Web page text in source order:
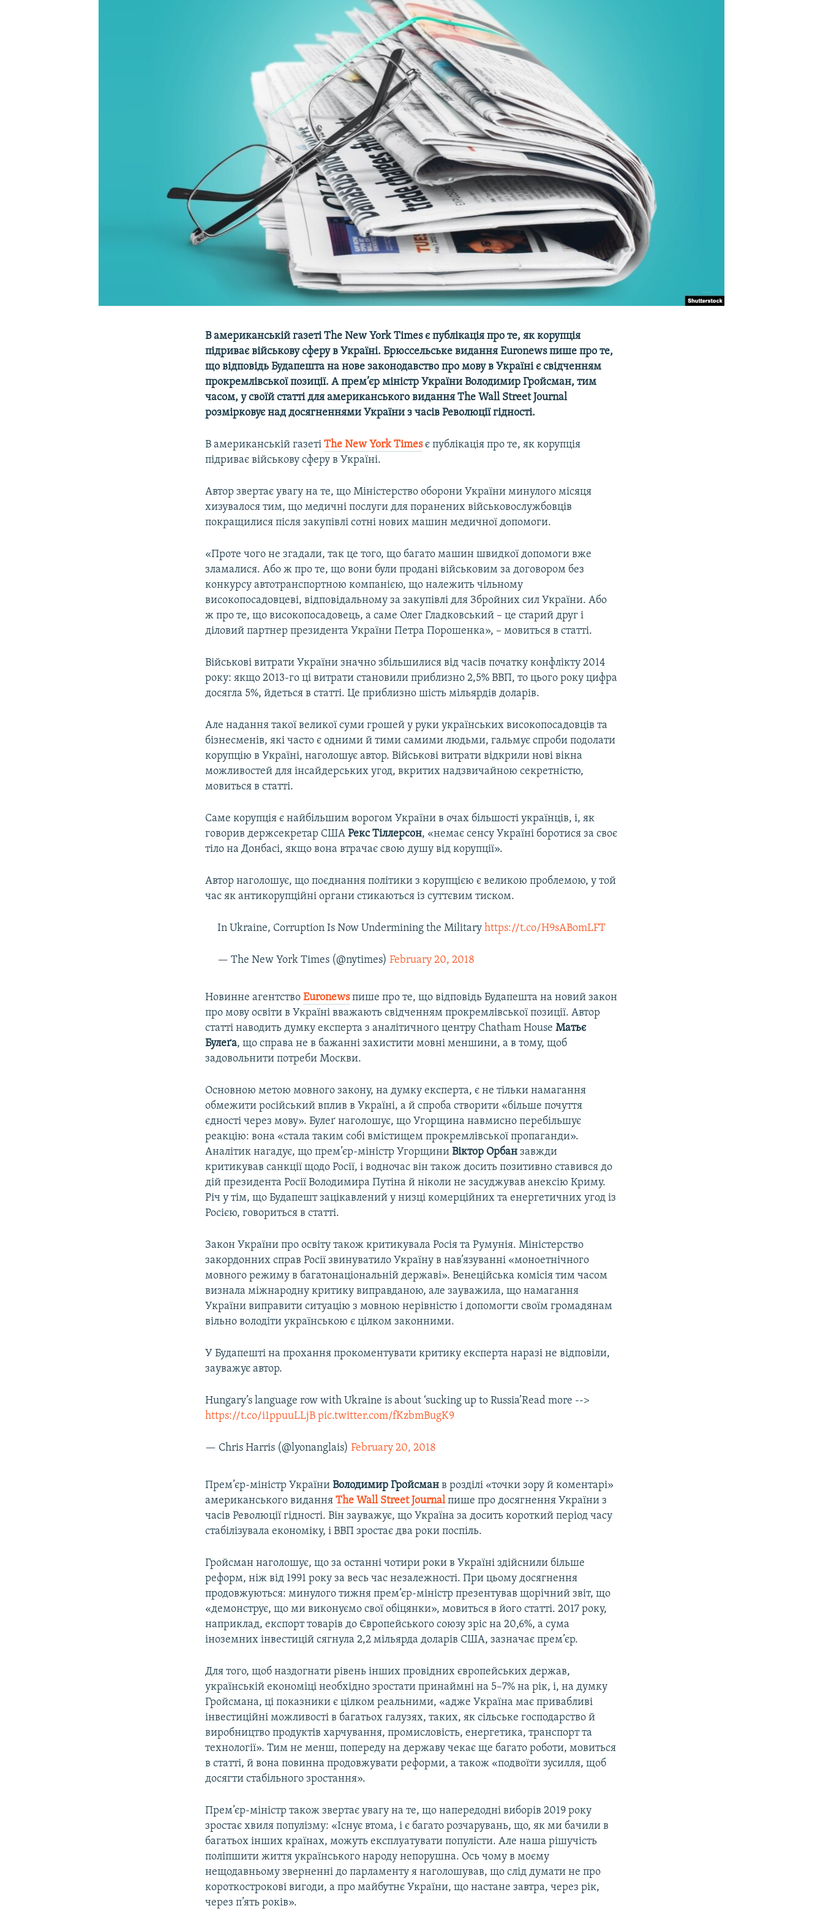
В американській газеті The New York Times є публікація про те, як корупція
підриває військову сферу в Україні. Брюссельське видання Euronews пише про те,
що відповідь Будапешта на нове законодавство про мову в Україні є свідченням
прокремлівської позиції. А прем’єр міністр України Володимир Гройсман, тим
часом, у своїй статті для американського видання The Wall Street Journal
розмірковує над досягненнями України з часів Революції гідності.
В американській газетіThe New York Timesє публікація про те, як корупція
підриває військову сферу в Україні.
Автор звертає увагу на те, що Міністерство оборони України минулого місяця
хизувалося тим, що медичні послуги для поранених військовослужбовців
покращилися після закупівлі сотні нових машин медичної допомоги.
«Проте чого не згадали, так це того, що багато машин швидкої допомоги вже
зламалися. Або ж про те, що вони були продані військовим за договором без
конкурсу автотранспортною компанією, що належить чільному
високопосадовцеві, відповідальному за закупівлі для Збройних сил України. Або
ж про те, що високопосадовець, а саме Олег Гладковський – це старий друг і
діловий партнер президента України Петра Порошенка», – мовиться в статті.
Військові витрати України значно збільшилися від часів початку конфлікту 2014
року: якщо 2013-го ці витрати становили приблизно 2,5% ВВП, то цього року цифра
досягла 5%, йдеться в статті. Це приблизно шість мільярдів доларів.
Але надання такої великої суми грошей у руки українських високопосадовців та
бізнесменів, які часто є одними й тими самими людьми, гальмує спроби подолати
корупцію в Україні, наголошує автор. Військові витрати відкрили нові вікна
можливостей для інсайдерських угод, вкритих надзвичайною секретністю,
мовиться в статті.
Саме корупція є найбільшим ворогом України в очах більшості українців, і, як
говорив держсекретар СШАРекс Тіллерсон, «немає сенсу Україні боротися за своє
тіло на Донбасі, якщо вона втрачає свою душу від корупції».
Автор наголошує, що поєднання політики з корупцією є великою проблемою, у той
час як антикорупційні органи стикаються із суттєвим тиском.
In Ukraine, Corruption Is Now Undermining the Military https://t.co/H9sABomLFT
— The New York Times (@nytimes) February 20, 2018
Новинне агентствоEuronewsпише про те, що відповідь Будапешта на новий закон
про мову освіти в Україні вважають свідченням прокремлівської позиції. Автор
статті наводить думку експерта з аналітичного центру Chatham HouseМатьє
Булеґа, що справа не в бажанні захистити мовні меншини, а в тому, щоб
задовольнити потреби Москви.
Основною метою мовного закону, на думку експерта, є не тільки намагання
обмежити російський вплив в Україні, а й спроба створити «більше почуття
єдності через мову». Булеґ наголошує, що Угорщина навмисно перебільшує
реакцію: вона «стала таким собі вмістищем прокремлівської пропаганди».
Аналітик нагадує, що прем’єр-міністр УгорщиниВіктор Орбан завжди
критикував санкції щодо Росії, і водночас він також досить позитивно ставився до
дій президента Росії Володимира Путіна й ніколи не засуджував анексію Криму.
Річ у тім, що Будапешт зацікавлений у низці комерційних та енергетичних угод із
Росією, говориться в статті.
Закон України про освіту також критикувала Росія та Румунія. Міністерство
закордонних справ Росії звинуватило Україну в нав’язуванні «моноетнічного
мовного режиму в багатонаціональній державі». Венеційська комісія тим часом
визнала міжнародну критику виправданою, але зауважила, що намагання
України виправити ситуацію з мовною нерівністю і допомогти своїм громадянам
вільно володіти українською є цілком законними.
У Будапешті на прохання прокоментувати критику експерта наразі не відповіли,
зауважує автор.
Hungary’s language row with Ukraine is about ‘sucking up to Russia’Read more -->
https://t.co/i1ppuuLLjB pic.twitter.com/fKzbmBugK9
— Chris Harris (@lyonanglais)February 20, 2018
Прем’єр-міністр УкраїниВолодимир Гройсман в розділі «точки зору й коментарі»
американського виданняThe Wall Street Journalпише про досягнення України з
часів Революції гідності. Він зауважує, що Україна за досить короткий період часу
стабілізувала економіку, і ВВП зростає два роки поспіль.
Гройсман наголошує, що за останні чотири роки в Україні здійснили більше
реформ, ніж від 1991 року за весь час незалежності. При цьому досягнення
продовжуються: минулого тижня прем’єр-міністр презентував щорічний звіт, що
«демонструє, що ми виконуємо свої обіцянки», мовиться в його статті. 2017 року,
наприклад, експорт товарів до Європейського союзу зріс на 20,6%, а сума
іноземних інвестицій сягнула 2,2 мільярда доларів США, зазначає прем’єр.
Для того, щоб наздогнати рівень інших провідних європейських держав,
українській економіці необхідно зростати принаймні на 5–7% на рік, і, на думку
Гройсмана, ці показники є цілком реальними, «адже Україна має привабливі
інвестиційні можливості в багатьох галузях, таких, як сільське господарство й
виробництво продуктів харчування, промисловість, енергетика, транспорт та
технології». Тим не менш, попереду на державу чекає ще багато роботи, мовиться
в статті, й вона повинна продовжувати реформи, а також «подвоїти зусилля, щоб
досягти стабільного зростання».
Прем’єр-міністр також звертає увагу на те, що напередодні виборів 2019 року
зростає хвиля популізму: «Існує втома, і є багато розчарувань, що, як ми бачили в
багатьох інших країнах, можуть експлуатувати популісти. Але наша рішучість
поліпшити життя українського народу непорушна. Ось чому в моєму
нещодавньому зверненні до парламенту я наголошував, що слід думати не про
короткострокові вигоди, а про майбутнє України, що настане завтра, через рік,
через п’ять років».